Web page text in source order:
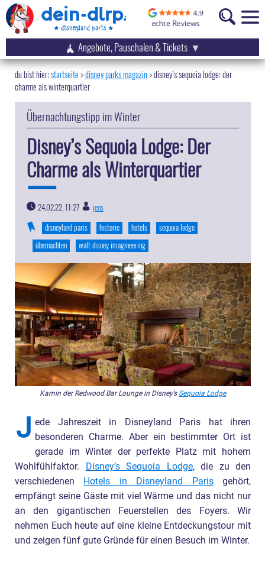
Angebote, Pauschalen & Tickets
startseite disney parks magazin>disney’s sequoia lodge: der
charme als winterquartier
Übernachtungstipp im Winter
Disney’s Sequoia Lodge: Der
Charme als Winterquartier
24.02.22, 11:27
jens
disneyland paris
historie hotels
sequoia lodge
übernachten
walt disney imagineering
Kamin der Redwood Bar Lounge in Disney’s Sequoia Lodge
J ede Jahreszeit in Disneyland Paris hat ihren
besonderen Charme. Aber ein bestimmter Ort ist
gerade im Winter der perfekte Platz mit hohem
Wohlfühlfaktor.
Disney’s Sequoia Lodge, die zu den
verschiedenen Hotels in Disneyland Parisgehört,
empfängt seine Gäste mit viel Wärme und das nicht nur
an den gigantischen Feuerstellen des Foyers. Wir
nehmen Euch heute auf eine kleine Entdeckungstour mit
und zeigen fünf gute Gründe für einen Besuch im Winter.